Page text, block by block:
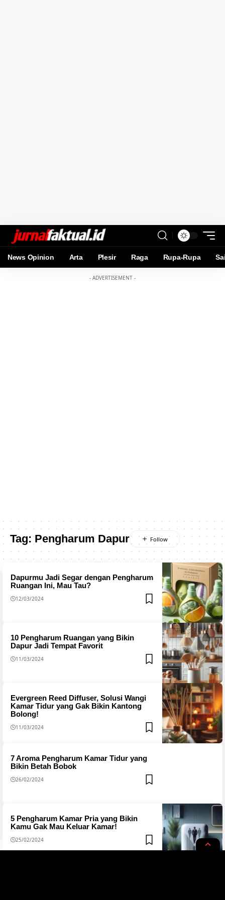
News Opinion Arta Plesir Raga Rupa-Rupa
- ADVERTISEMENT -
Tag:Pengharum Dapur
Dapurmu Jadi Segar dengan Pengharum
Ruangan Ini, Mau Tau?
12/03/2024
10 Pengharum Ruangan yang Bikin
Dapur Jadi Tempat Favorit
11/03/2024
Evergreen Reed Diffuser, Solusi Wangi
Kamar Tidur yang Gak Bikin Kantong
Bolong!
11/03/2024
7 Aroma Pengharum Kamar Tidur yang
Bikin Betah Bobok
26/02/2024
5 Pengharum Kamar Pria yang Bikin
Kamu Gak Mau Keluar Kamar!
25/02/2024